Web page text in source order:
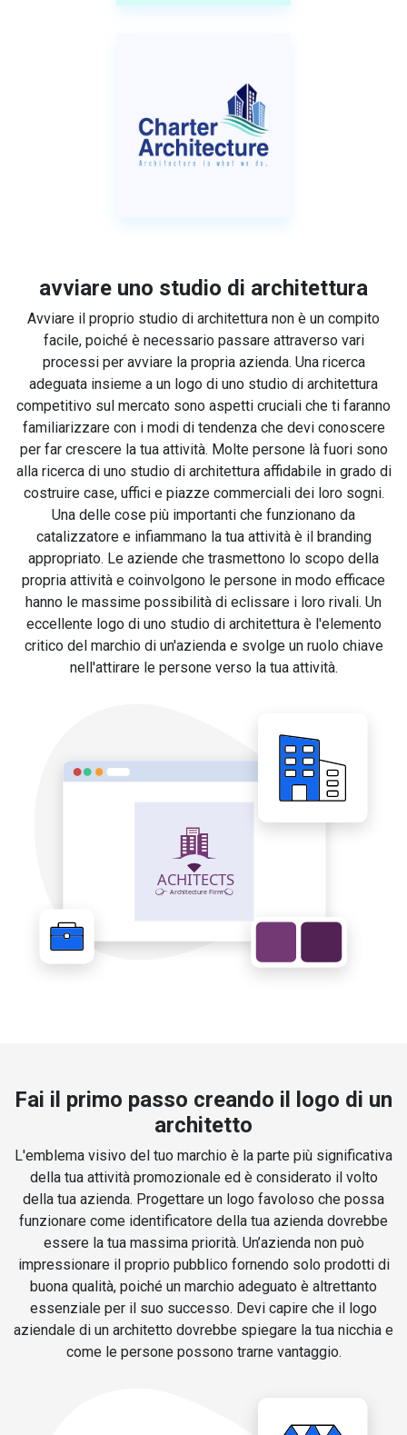
avviare uno studio di architettura
Avviare il proprio studio di architettura non è un compito
facile, poiché è necessario passare attraverso vari
processi per avviare la propria azienda. Una ricerca
adeguata insieme a un logo di uno studio di architettura
competitivo sul mercato sono aspetti cruciali che ti faranno
familiarizzare con i modi di tendenza che devi conoscere
per far crescere la tua attività. Molte persone là fuori sono
alla ricerca di uno studio di architettura affidabile in grado di
costruire case, uffici e piazze commerciali dei loro sogni.
Una delle cose più importanti che funzionano da
catalizzatore e infiammano la tua attività è il branding
appropriato. Le aziende che trasmettono lo scopo della
propria attività e coinvolgono le persone in modo efficace
hanno le massime possibilità di eclissare i loro rivali. Un
eccellente logo di uno studio di architettura è l'elemento
critico del marchio di un'azienda e svolge un ruolo chiave
nell'attirare le persone verso la tua attività.
Fai il primo passo creando il logo di un
architetto
L'emblema visivo del tuo marchio è la parte più significativa
della tua attività promozionale ed è considerato il volto
della tua azienda. Progettare un logo favoloso che possa
funzionare come identificatore della tua azienda dovrebbe
essere la tua massima priorità. Un’azienda non può
impressionare il proprio pubblico fornendo solo prodotti di
buona qualità, poiché un marchio adeguato è altrettanto
essenziale per il suo successo. Devi capire che il logo
aziendale di un architetto dovrebbe spiegare la tua nicchia e
come le persone possono trarne vantaggio.